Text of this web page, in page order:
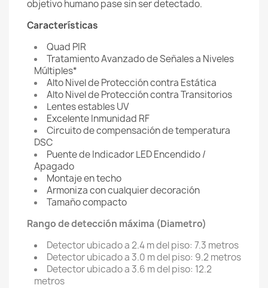
objetivo humano pase sin ser detectado.
Características
Quad PIR
Tratamiento Avanzado de Señales a Niveles
Múltiples*
Alto Nivel de Protección contra Estática
Alto Nivel de Protección contra Transitorios
Lentes estables UV
Excelente Inmunidad RF
Circuito de compensación de temperatura
DSC
Puente de Indicador LED Encendido /
Apagado
Montaje en techo
Armoniza con cualquier decoración
Tamaño compacto
Rango de detección máxima (Diametro)
Detector ubicado a 2.4 m del piso: 7.3 metros
Detector ubicado a 3.0 m del piso: 9.2 metros
Detector ubicado a 3.6 m del piso: 12.2
metros